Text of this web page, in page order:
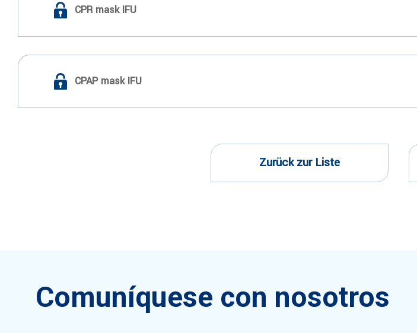
CPR mask IFU
CPAP mask IFU
Zurück zur Liste
Comuníquese con nosotros